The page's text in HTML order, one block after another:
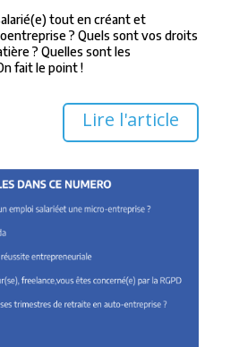
tout en créant et
? Quels sont vos droits
? Quelles sont les
fait le point !
Lire l'article